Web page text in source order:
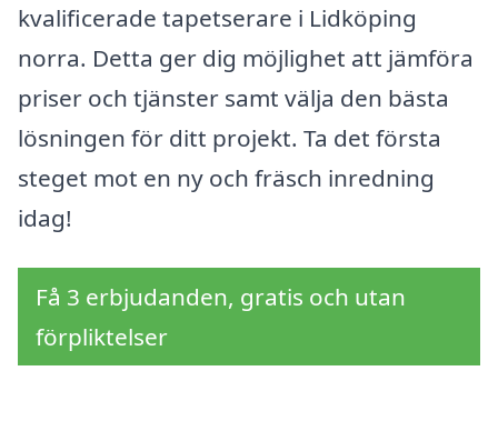
kvalificerade tapetserare i Lidköping
norra. Detta ger dig möjlighet att jämföra
priser och tjänster samt välja den bästa
lösningen för ditt projekt. Ta det första
steget mot en ny och fräsch inredning
idag!
Få 3 erbjudanden, gratis och utan
förpliktelser